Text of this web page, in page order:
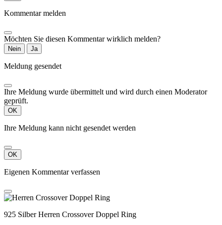
Kommentar melden
Möchten Sie diesen Kommentar wirklich melden?
Nein Ja
Meldung gesendet
Ihre Meldung wurde übermittelt und wird durch einen Moderator
geprüft.
OK
Ihre Meldung kann nicht gesendet werden
OK
Eigenen Kommentar verfassen
925 Silber Herren Crossover Doppel Ring